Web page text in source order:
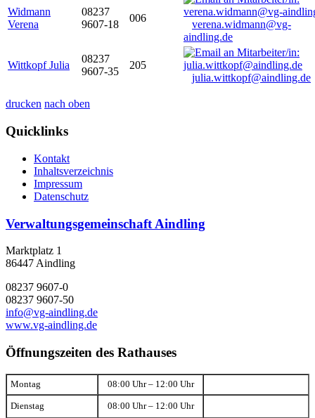
Widmann
Verena
08237
9607-18
006
verena.widmann@vg-
aindling.de
Wittkopf Julia
08237
9607-35
205
julia.wittkopf@aindling.de
drucken nach oben
Quicklinks
Kontakt
Inhaltsverzeichnis
Impressum
Datenschutz
Verwaltungsgemeinschaft Aindling
Marktplatz 1
86447 Aindling
08237 9607-0
08237 9607-50
info@vg-aindling.de
www.vg-aindling.de
Öffnungszeiten des Rathauses
Montag 08:00 Uhr – 12:00 Uhr
Dienstag 08:00 Uhr – 12:00 Uhr